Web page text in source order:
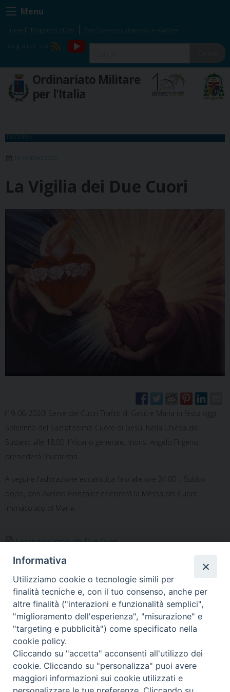
Skip
to
content
Menu
lunedì 10 agosto 2026 San Lorenzo, diacono e martire
RSS
YouTube
Ordinariato Militare
per l'Italia
INIZIATIVE
19 GIUGNO 2020
La Vigilia dei Due Cuori
(19-06-2020) Serve dei Cuori Trafitti di Gesù e Maria in festa oggi,
Solennità del Sacratissimo Cuore di Gesù. Nella Chiesa del
Sudario alle 18.00 il Vicario generale, mons. Angelo Frigerio,
presiederà l’eucaristia.
A seguire l’adorazione eucaristica fino alle ore 24.00 – Subito
dopo, don Avelino Gonzalez celebrerà la Messa del Cuore
Immacolato di Maria.
Locandina Vigilia dei Due Cuori
Notificheapp
Giubileo Sacerdotale di don
Roberto di Giuseppe e Padre
Giuseppe Palmesano
Domani in Laterano
l’ordinazione sacerdotale di
Informativa
Utilizziamo cookie o tecnologie simili per
finalità tecniche e, con il tuo consenso, anche per
altre finalità ("interazioni e funzionalità semplici",
"miglioramento dell'esperienza", "misurazione" e
"targeting e pubblicità") come specificato nella
cookie policy.
Cliccando su "accetta" acconsenti all'utilizzo dei
cookie. Cliccando su "personalizza" puoi avere
maggiori informazioni sui cookie utilizzati e